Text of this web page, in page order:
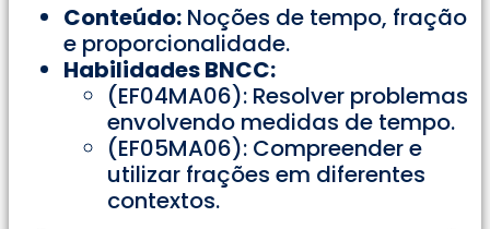
Conteúdo: Noções de tempo, fração
e proporcionalidade.
Habilidades BNCC:
(EF04MA06): Resolver problemas
envolvendo medidas de tempo.
(EF05MA06): Compreender e
utilizar frações em diferentes
contextos.